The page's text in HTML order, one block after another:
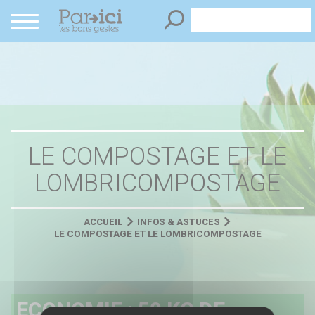
LE COMPOSTAGE ET LE
LOMBRICOMPOSTAGE
ACCUEIL INFOS & ASTUCES
LE COMPOSTAGE ET LE LOMBRICOMPOSTAGE
ECONOMIE : 50 KG DE